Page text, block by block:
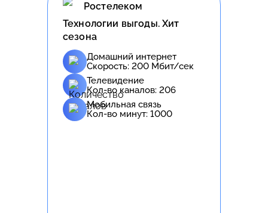
Ростелеком
Технологии выгоды. Хит
сезона
Домашний интернет
Скорость: 200 Мбит/сек
Телевидение
Кол-во каналов: 206
Мобильная связь
Кол-во минут: 1000